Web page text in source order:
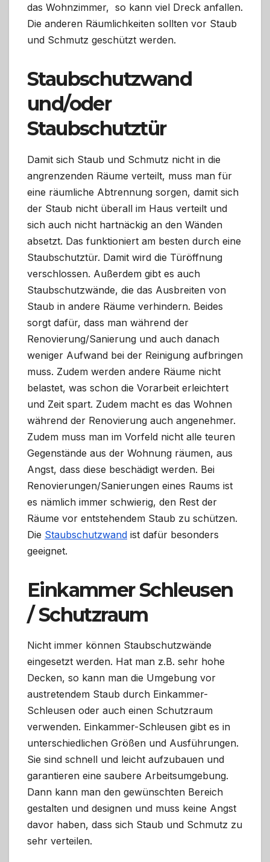
das Wohnzimmer, so kann viel Dreck anfallen.
Die anderen Räumlichkeiten sollten vor Staub
und Schmutz geschützt werden.
Staubschutzwand
und/oder
Staubschutztür
Damit sich Staub und Schmutz nicht in die
angrenzenden Räume verteilt, muss man für
eine räumliche Abtrennung sorgen, damit sich
der Staub nicht überall im Haus verteilt und
sich auch nicht hartnäckig an den Wänden
absetzt. Das funktioniert am besten durch eine
Staubschutztür. Damit wird die Türöffnung
verschlossen. Außerdem gibt es auch
Staubschutzwände, die das Ausbreiten von
Staub in andere Räume verhindern. Beides
sorgt dafür, dass man während der
Renovierung/Sanierung und auch danach
weniger Aufwand bei der Reinigung aufbringen
muss. Zudem werden andere Räume nicht
belastet, was schon die Vorarbeit erleichtert
und Zeit spart. Zudem macht es das Wohnen
während der Renovierung auch angenehmer.
Zudem muss man im Vorfeld nicht alle teuren
Gegenstände aus der Wohnung räumen, aus
Angst, dass diese beschädigt werden. Bei
Renovierungen/Sanierungen eines Raums ist
es nämlich immer schwierig, den Rest der
Räume vor entstehendem Staub zu schützen.
Die Staubschutzwand ist dafür besonders
geeignet.
Einkammer Schleusen
/ Schutzraum
Nicht immer können Staubschutzwände
eingesetzt werden. Hat man z.B. sehr hohe
Decken, so kann man die Umgebung vor
austretendem Staub durch Einkammer-
Schleusen oder auch einen Schutzraum
verwenden. Einkammer-Schleusen gibt es in
unterschiedlichen Größen und Ausführungen.
Sie sind schnell und leicht aufzubauen und
garantieren eine saubere Arbeitsumgebung.
Dann kann man den gewünschten Bereich
gestalten und designen und muss keine Angst
davor haben, dass sich Staub und Schmutz zu
sehr verteilen.